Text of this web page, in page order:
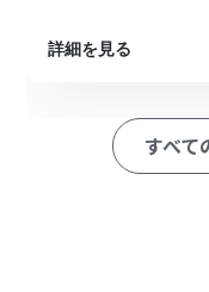
最後に、オペレ
定したDiscord
※「トリガー」：フロ
ペレーション」：トリ
詳細を見る
すべて